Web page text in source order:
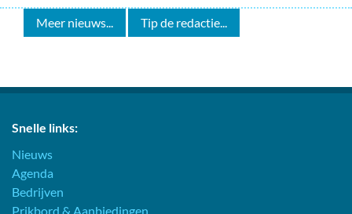
Meer nieuws... Tip de redactie...
Snelle links:
Nieuws
Agenda
Bedrijven
Prikbord & Aanbiedingen